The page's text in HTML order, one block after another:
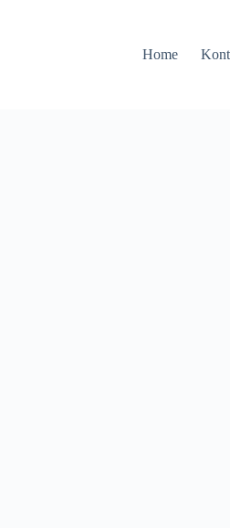
Home